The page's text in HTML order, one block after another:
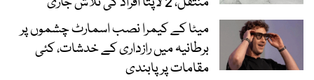
میٹا کے کیمرا نصب اسمارٹ چشموں پر
برطانیہ میں رازداری کے خدشات، کئی
مقامات پر پابندی